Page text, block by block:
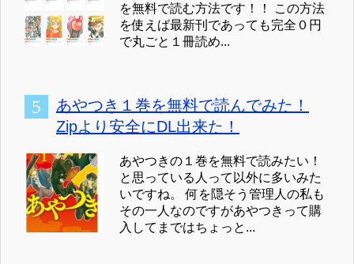
を無料で読む方法です！！ この方法
を使えば最新刊であっても完全０円
で丸ごと１冊読め...
あやつき１巻を無料で読んでみた！
Zipより安全にDL出来た！
あやつきの１巻を無料で読みたい！
と思っている人って以外に多いみた
いですね。 何を隠そう管理人の私も
その一人なのですがあやつきって購
入してまではちょっと...